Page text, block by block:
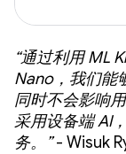
“通过利用 ML
Nano，我们能
同时不会影响
采用设备端 AI
务。”- Wisuk